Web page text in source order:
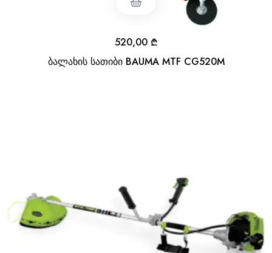
ბალახის სათიბი BAUMA MTF CG520M
520,00 ₾